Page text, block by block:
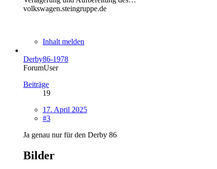
volkswagen.steingruppe.de
Inhalt melden
Derby86-1978
ForumUser
Beiträge
19
17. April 2025
#3
Ja genau nur für den Derby 86
Bilder